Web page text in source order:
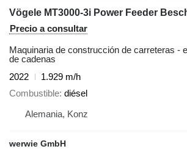
Vögele MT3000-3i Power Feeder
Precio a consultar
Maquinaria de construcción de carreteras -
de cadenas
2022
1.929 m/h
Combustible diésel
Alemania, Konz
werwie GmbH